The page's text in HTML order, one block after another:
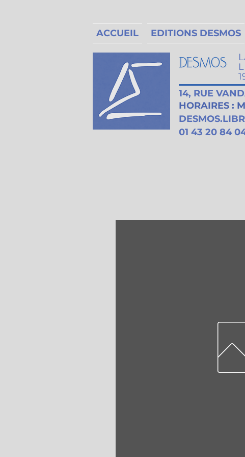
ACCUEIL EDITIONS DESMOS
14, RUE
HORAIRES :
01 43 20 84